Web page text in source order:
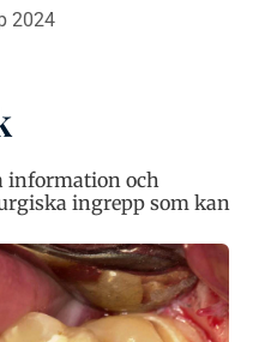
2024
information och
ingrepp som kan